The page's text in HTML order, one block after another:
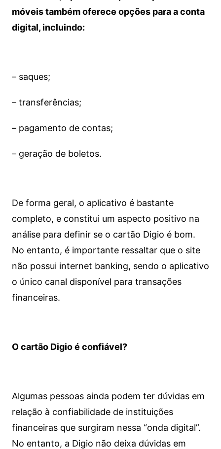
móveis também oferece opções para a conta
digital, incluindo:
– saques;
– transferências;
– pagamento de contas;
– geração de boletos.
De forma geral, o aplicativo é bastante
completo, e constitui um aspecto positivo na
análise para definir se o cartão Digio é bom.
No entanto, é importante ressaltar que o site
não possui internet banking, sendo o aplicativo
o único canal disponível para transações
financeiras.
O cartão Digio é confiável?
Algumas pessoas ainda podem ter dúvidas em
relação à confiabilidade de instituições
financeiras que surgiram nessa “onda digital”.
No entanto, a Digio não deixa dúvidas em